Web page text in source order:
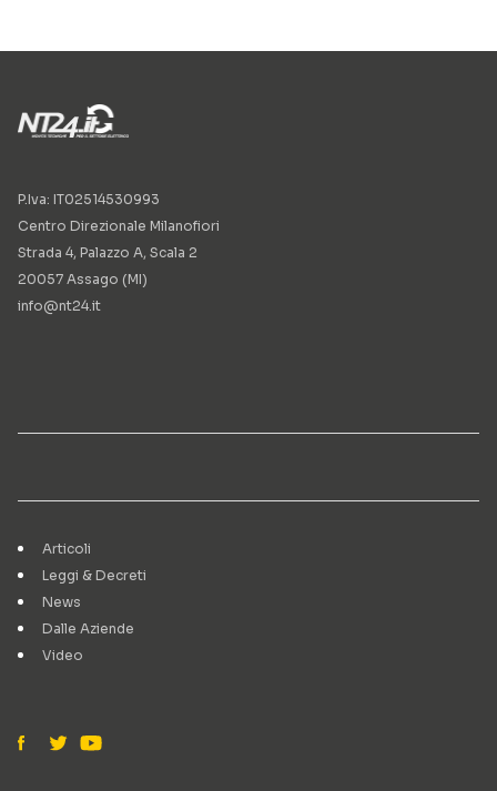
P.Iva: IT02514530993
Centro Direzionale Milanofiori
Strada 4, Palazzo A, Scala 2
20057 Assago (MI)
info@nt24.it
Articoli
Leggi & Decreti
News
Dalle Aziende
Video